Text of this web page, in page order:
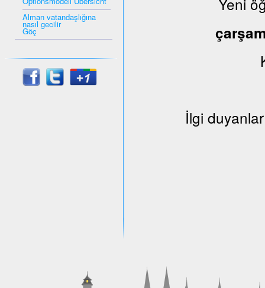
Alman vatandaşlığına
nasıl gecilir
Göç
İlgi